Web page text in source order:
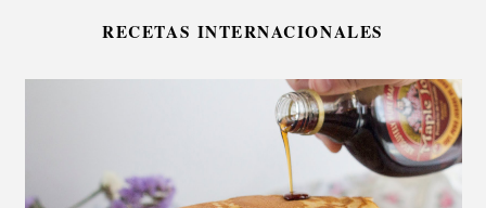
RECETAS INTERNACIONALES